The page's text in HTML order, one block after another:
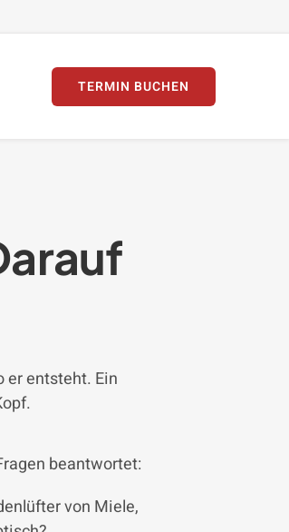
TERMIN BUCHEN
er entsteht. Ein
beantwortet:
von Miele,